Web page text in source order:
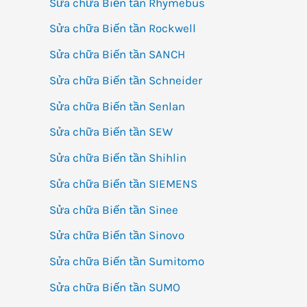
Sửa chữa Biến tần Rockwell
Sửa chữa Biến tần SANCH
Sửa chữa Biến tần Schneider
Sửa chữa Biến tần Senlan
Sửa chữa Biến tần SEW
Sửa chữa Biến tần Shihlin
Sửa chữa Biến tần SIEMENS
Sửa chữa Biến tần Sinee
Sửa chữa Biến tần Sinovo
Sửa chữa Biến tần Sumitomo
Sửa chữa Biến tần SUMO